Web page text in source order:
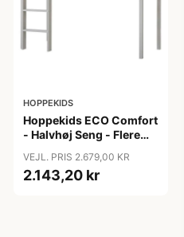
HOPPEKIDS
Hoppekids ECO Comfort
- Halvhøj Seng - Flere
VEJL. PRIS 2.679,00 KR
2.143,20 kr